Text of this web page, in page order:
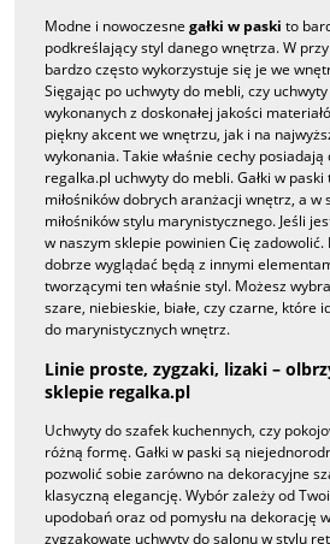
Modne i nowoczesne gałki w paski to
podkreślający styl danego wnętrza. W
bardzo często wykorzystuje się je we
Sięgając po uchwyty do mebli, czy
wykonanych z doskonałej jakości
piękny akcent we wnętrzu, jak i na
wykonania. Takie właśnie cechy
regalka.pl uchwyty do mebli. Gałki w paski
miłośników dobrych aranżacji wnętrz, a w
miłośników stylu marynistycznego. Jeśli
w naszym sklepie powinien Cię zadowolić.
dobrze wyglądać będą z innymi
tworzącymi ten właśnie styl. Możesz
szare, niebieskie, białe, czy czarne, które
do marynistycznych wnętrz.
Linie proste, zygzaki, lizaki –
sklepie regalka.pl
Uchwyty do szafek kuchennych, czy
różną formę. Gałki w paski są
pozwolić sobie zarówno na dekoracyjne
klasyczną elegancję. Wybór zależy od
upodobań oraz od pomysłu na dekorację
zygzakowate uchwyty do salonu w stylu